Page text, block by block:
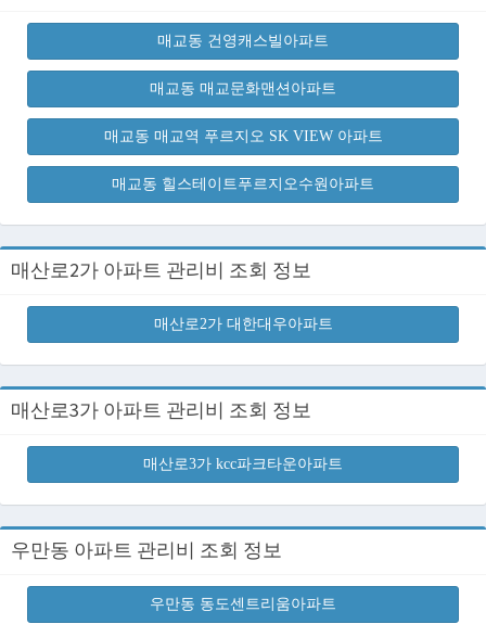
매교동 건영캐스빌아파트
매교동 매교문화맨션아파트
매교동 매교역 푸르지오 SK VIEW 아파트
매교동 힐스테이트푸르지오수원아파트
매산로2가 아파트 관리비 조회 정보
매산로2가 대한대우아파트
매산로3가 아파트 관리비 조회 정보
매산로3가 kcc파크타운아파트
우만동 아파트 관리비 조회 정보
우만동 동도센트리움아파트